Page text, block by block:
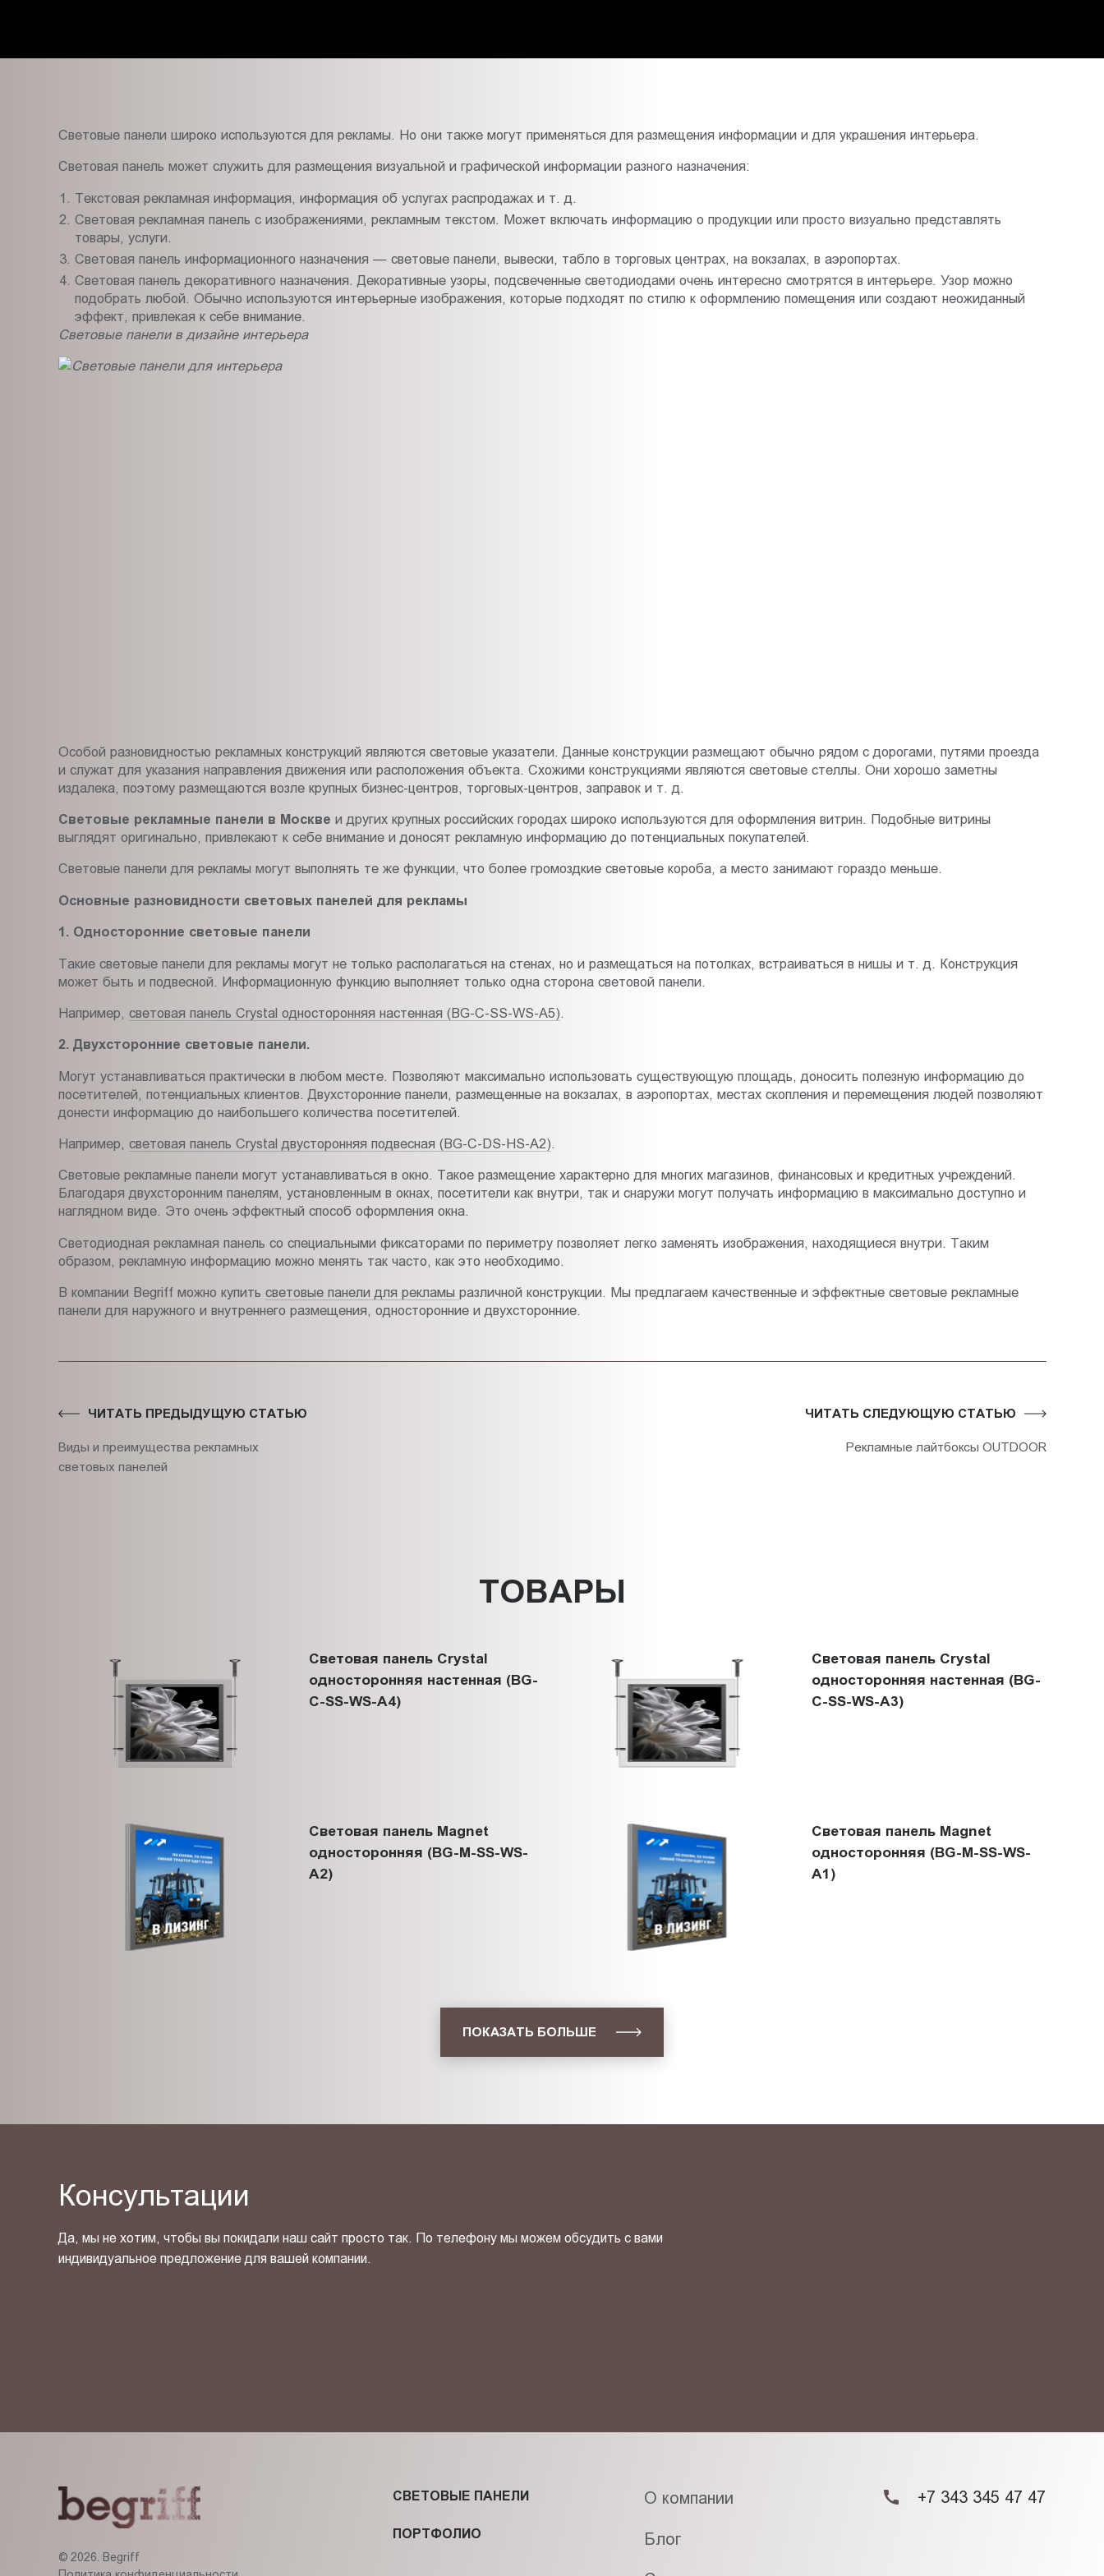
Световые панели широко используются для рекламы. Но они также могут применяться для размещения информации и для украшения интерьера.
Световая панель может служить для размещения визуальной и графической информации разного назначения:
Текстовая рекламная информация, информация об услугах распродажах и т. д.
Световая рекламная панель с изображениями, рекламным текстом. Может включать информацию о продукции или просто визуально представлять
товары, услуги.
Световая панель информационного назначения — световые панели, вывески, табло в торговых центрах, на вокзалах, в аэропортах.
Световая панель декоративного назначения. Декоративные узоры, подсвеченные светодиодами очень интересно смотрятся в интерьере. Узор можно
подобрать любой. Обычно используются интерьерные изображения, которые подходят по стилю к оформлению помещения или создают неожиданный
эффект, привлекая к себе внимание.
Световые панели в дизайне интерьера
Особой разновидностью рекламных конструкций являются световые указатели. Данные конструкции размещают обычно рядом с дорогами, путями проезда
и служат для указания направления движения или расположения объекта. Схожими конструкциями являются световые стеллы. Они хорошо заметны
издалека, поэтому размещаются возле крупных бизнес-центров, торговых-центров, заправок и т. д.
Световые рекламные панели в Москве и других крупных российских городах широко используются для оформления витрин. Подобные витрины
выглядят оригинально, привлекают к себе внимание и доносят рекламную информацию до потенциальных покупателей.
Световые панели для рекламы могут выполнять те же функции, что более громоздкие световые короба, а место занимают гораздо меньше.
Основные разновидности световых панелей для рекламы
1. Односторонние световые панели
Такие световые панели для рекламы могут не только располагаться на стенах, но и размещаться на потолках, встраиваться в нишы и т. д. Конструкция
может быть и подвесной. Информационную функцию выполняет только одна сторона световой панели.
Например, световая панель Crystal односторонняя настенная (BG-C-SS-WS-A5).
2. Двухсторонние световые панели.
Могут устанавливаться практически в любом месте. Позволяют максимально использовать существующую площадь, доносить полезную информацию до
посетителей, потенциальных клиентов. Двухсторонние панели, размещенные на вокзалах, в аэропортах, местах скопления и перемещения людей позволяют
донести информацию до наибольшего количества посетителей.
Например, световая панель Crystal двусторонняя подвесная (BG-C-DS-HS-A2).
Световые рекламные панели могут устанавливаться в окно. Такое размещение характерно для многих магазинов, финансовых и кредитных учреждений.
Благодаря двухсторонним панелям, установленным в окнах, посетители как внутри, так и снаружи могут получать информацию в максимально доступно и
наглядном виде. Это очень эффектный способ оформления окна.
Светодиодная рекламная панель со специальными фиксаторами по периметру позволяет легко заменять изображения, находящиеся внутри. Таким
образом, рекламную информацию можно менять так часто, как это необходимо.
В компании Begriff можно купить световые панели для рекламы различной конструкции. Мы предлагаем качественные и эффектные световые рекламные
панели для наружного и внутреннего размещения, односторонние и двухсторонние.
ЧИТАТЬ ПРЕДЫДУЩУЮ СТАТЬЮ
Виды и преимущества рекламных
световых панелей
ЧИТАТЬ СЛЕДУЮЩУЮ СТАТЬЮ
Рекламные лайтбоксы OUTDOOR
ТОВАРЫ
Световая панель Crystal
односторонняя настенная (BG-
C-SS-WS-A4)
Световая панель Crystal
односторонняя настенная (BG-
C-SS-WS-A3)
Световая панель Magnet
односторонняя (BG-M-SS-WS-
A2)
Световая панель Magnet
односторонняя (BG-M-SS-WS-
A1)
ПОКАЗАТЬ БОЛЬШЕ
Консультации
Да, мы не хотим, чтобы вы покидали наш сайт просто так. По телефону мы можем обсудить с вами
индивидуальное предложение для вашей компании.
© 2026. Begriff
СВЕТОВЫЕ ПАНЕЛИ
ПОРТФОЛИО
О компании
Блог
+7 343 345 47 47